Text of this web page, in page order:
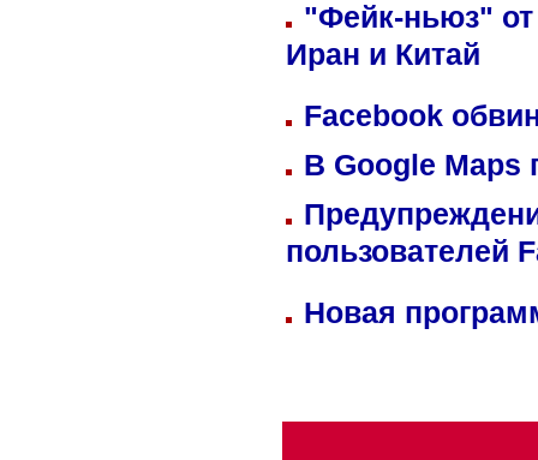
"Фейк-ньюз" от
Иран и Китай
Facebook
В Google Maps
пользователей
Новая